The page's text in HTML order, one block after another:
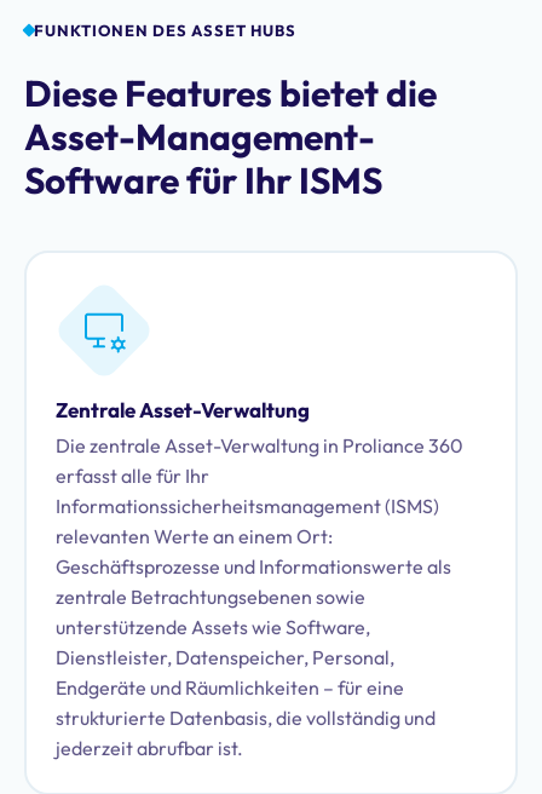
FUNKTIONEN DES ASSET HUBS
Diese Features bietet die
Asset-Management-
Software für Ihr ISMS
Zentrale Asset-Verwaltung
Die zentrale Asset-Verwaltung in Proliance 360
erfasst alle für Ihr
Informationssicherheitsmanagement (ISMS)
relevanten Werte an einem Ort:
Geschäftsprozesse und Informationswerte als
zentrale Betrachtungsebenen sowie
unterstützende Assets wie Software,
Dienstleister, Datenspeicher, Personal,
Endgeräte und Räumlichkeiten – für eine
strukturierte Datenbasis, die vollständig und
jederzeit abrufbar ist.